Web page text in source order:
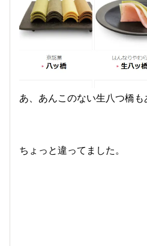
あ、あんこのない生八つ橋
ちょっと違ってました。